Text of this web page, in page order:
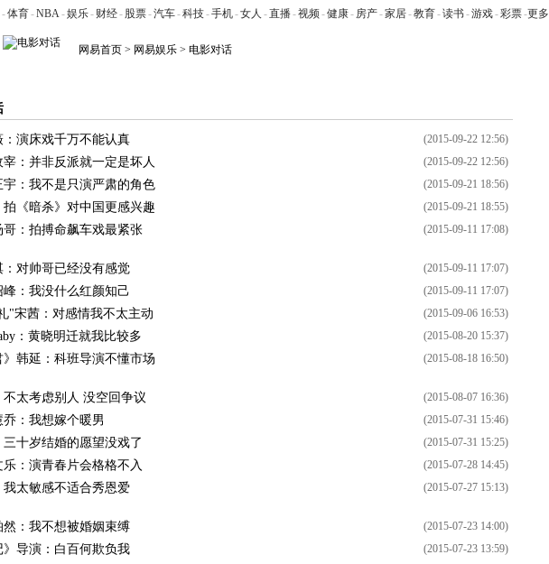
-体育-NBA-娱乐- 财经- 股票-汽车-科技-手机-女人 -直播-视频-健康- 房产-家居-教育-读书-游戏-彩票-更多
网易首页 > 网易娱乐 > 电影对话
：演床戏千万不能认真 (2015-09-22 12:56)
宰：并非反派就一定是坏人 (2015-09-22 12:56)
宇：我不是只演严肃的角色 (2015-09-21 18:56)
拍《暗杀》对中国更感兴趣 (2015-09-21 18:55)
哥：拍搏命飙车戏最紧张 (2015-09-11 17:08)
：对帅哥已经没有感觉 (2015-09-11 17:07)
峰：我没什么红颜知己 (2015-09-11 17:07)
"宋茜：对感情我不太主动 (2015-09-06 16:53)
：黄晓明迁就我比较多 (2015-08-20 15:37)
》韩延：科班导演不懂市场 (2015-08-18 16:50)
不太考虑别人 没空回争议 (2015-08-07 16:36)
：我想嫁个暖男 (2015-07-31 15:46)
三十岁结婚的愿望没戏了 (2015-07-31 15:25)
乐：演青春片会格格不入 (2015-07-28 14:45)
我太敏感不适合秀恩爱 (2015-07-27 15:13)
然：我不想被婚姻束缚 (2015-07-23 14:00)
》导演：白百何欺负我 (2015-07-23 13:59)